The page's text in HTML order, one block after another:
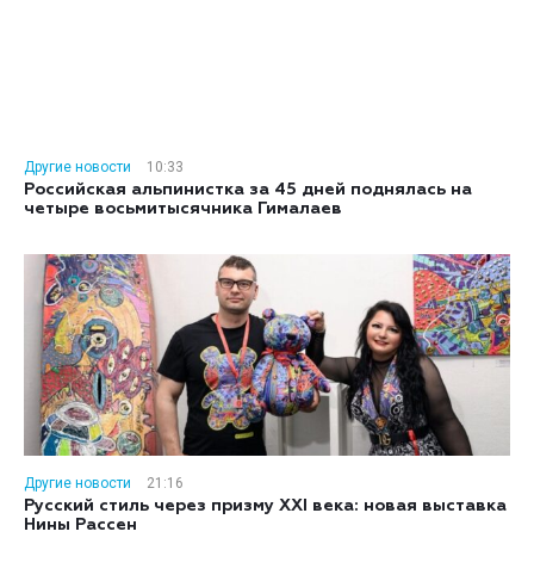
Другие новости
10:33
Российская альпинистка за 45 дней поднялась на
четыре восьмитысячника Гималаев
Другие новости
21:16
Русский стиль через призму XXI века: новая выставка
Нины Рассен